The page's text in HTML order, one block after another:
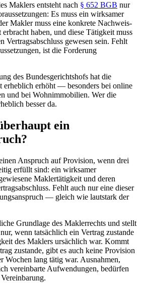
Maklers entsteht nach § 652 BGB nur
Es muss ein wirksamer
Makler muss eine konkrete Nachweis-
haben, und diese Tätigkeit muss
Vertragsabschluss gewesen sein. Fehlt
ist die Forderung
des Bundesgerichtshofs hat die
erheblich erhöht — besonders bei online
und bei Wohnimmobilien. Wer die
besser da.
ein
Anspruch auf Provision, wenn drei
erfüllt sind: ein wirksamer
Maklertätigkeit und deren
Fehlt auch nur eine dieser
— gleich wie lautstark der
Grundlage des Maklerrechts und stellt
wenn tatsächlich ein Vertrag zustande
des Maklers ursächlich war. Kommt
zustande, gibt es auch keine Provision
lang tätig war. Ausnahmen,
vereinbarte Aufwendungen, bedürfen